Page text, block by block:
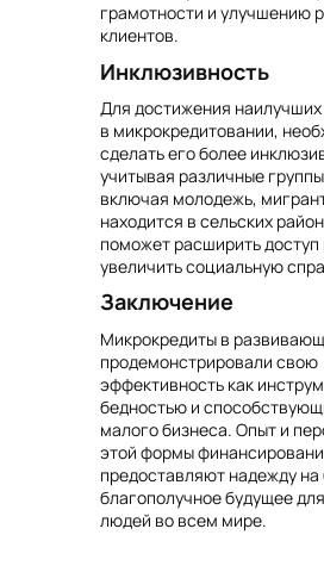
грамотности и улучшению
клиентов.
Инклюзивность
Для достижения наилучших
в микрокредитовании,
сделать его более
учитывая различные
включая молодежь,
находится в сельских
поможет расширить
увеличить социальную
Заключение
Микрокредиты в
продемонстрировали свою
эффективность как
бедностью и
малого бизнеса. Опыт и
этой формы
предоставляют надежду на
благополучное будущее
людей во всем мире.